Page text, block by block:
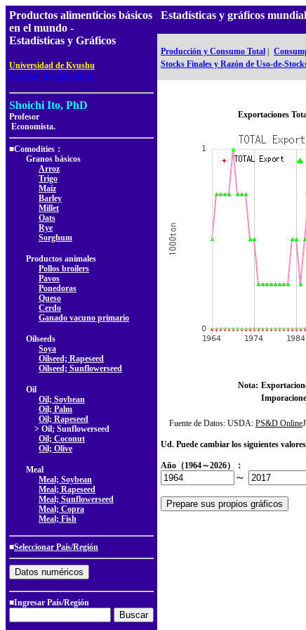
Productos alimenticios básicos
en el mundo -
Estadísticas y Gráficos
Universidad de Kyushu,
Facultad de Agricultura
Shoichi Ito, PhD
Profesor
Economista.
■Comodities：
Granos básicos
Arroz
Trigo
Maíz
Barley
Millet
Oats
Rye
Sorghum
Productos animales
Pollos broilers
Pavos
Ponedoras
Queso
Cerdo
Ganado vacuno primario
Oilseeds
Soya
Oilseed; Rapeseed
Oilseed; Sunflowerseed
Oil
Oil; Soybean
Oil; Palm
Oil; Rapeseed
> Oil; Sunflowerseed
Oil; Coconut
Oil; Olive
Meal
Meal; Soybean
Meal; Rapeseed
Meal; Sunflowerseed
Meal; Copra
Meal; Fish
■Seleccionar País/Región
■Ingresar País/Región
Estadísticas y gráficos
Producción y Consumo Total
Stocks Finales y Razón de Uso-de-
Exportaciones
Nota:
Fuente de Datos: USDA: PS&D Online
Ud. Puede cambiar los siguientes valores
Año（1964～2026）：
～